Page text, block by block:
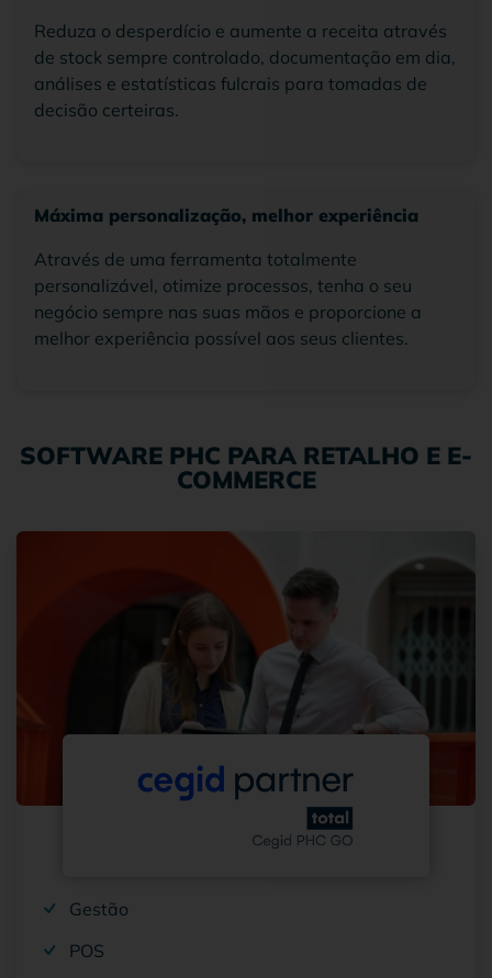
Reduza o desperdício e aumente a receita através
de stock sempre controlado, documentação em dia,
análises e estatísticas fulcrais para tomadas de
decisão certeiras.
Máxima personalização, melhor experiência
Através de uma ferramenta totalmente
personalizável, otimize processos, tenha o seu
negócio sempre nas suas mãos e proporcione a
melhor experiência possível aos seus clientes.
SOFTWARE PHC PARA RETALHO E E-
COMMERCE
Gestão
POS